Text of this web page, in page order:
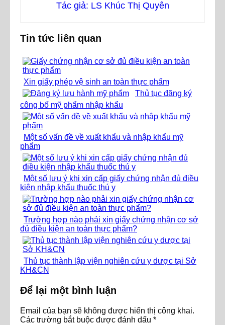
Tác giả: LS Khúc Thị Quyên
Tin tức liên quan
Xin giấy phép vệ sinh an toàn thực phẩm
Thủ tục đăng ký
công bố mỹ phẩm nhập khẩu
Một số vấn đề về xuất khẩu và nhập khẩu mỹ
phẩm
Một số lưu ý khi xin cấp giấy chứng nhận đủ điều
kiện nhập khẩu thuốc thú y
Trường hợp nào phải xin giấy chứng nhận cơ sở
đủ điều kiện an toàn thực phẩm?
Thủ tục thành lập viện nghiên cứu y dược tại Sở
KH&CN
Để lại một bình luận
Email của bạn sẽ không được hiển thị công khai.
Các trường bắt buộc được đánh dấu *